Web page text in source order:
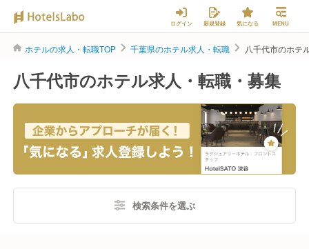
ログイン 新規登録 気になる MENU
ホテルの求人・転職TOP 千葉県のホテル求人・転職 八千代市のホテ
八千代市のホテル求人・転職・募集
検索条件を選ぶ